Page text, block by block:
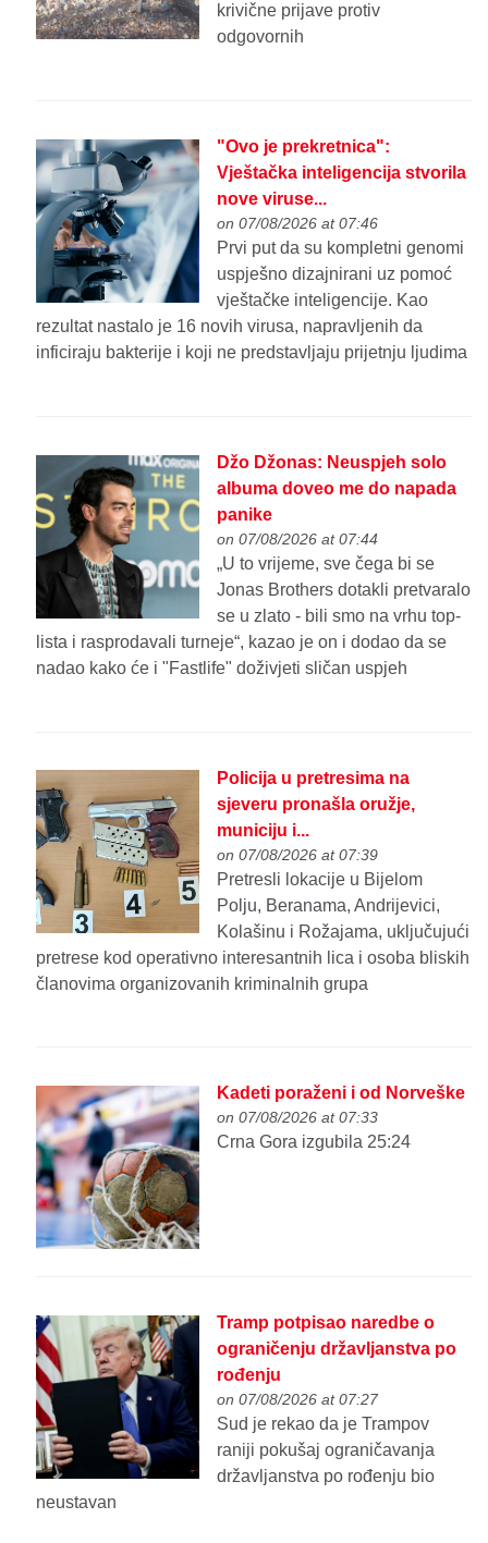
krivične prijave protiv
odgovornih
"Ovo je prekretnica":
Vještačka inteligencija stvorila
nove viruse...
on 07/08/2026 at 07:46
Prvi put da su kompletni genomi
uspješno dizajnirani uz pomoć
vještačke inteligencije. Kao
rezultat nastalo je 16 novih virusa, napravljenih da
inficiraju bakterije i koji ne predstavljaju prijetnju ljudima
Džo Džonas: Neuspjeh solo
albuma doveo me do napada
panike
on 07/08/2026 at 07:44
„U to vrijeme, sve čega bi se
Jonas Brothers dotakli pretvaralo
se u zlato - bili smo na vrhu top-
lista i rasprodavali turneje“, kazao je on i dodao da se
nadao kako će i "Fastlife" doživjeti sličan uspjeh
Policija u pretresima na
sjeveru pronašla oružje,
municiju i...
on 07/08/2026 at 07:39
Pretresli lokacije u Bijelom
Polju, Beranama, Andrijevici,
Kolašinu i Rožajama, uključujući
pretrese kod operativno interesantnih lica i osoba bliskih
članovima organizovanih kriminalnih grupa
Kadeti poraženi i od Norveške
on 07/08/2026 at 07:33
Crna Gora izgubila 25:24
Tramp potpisao naredbe o
ograničenju državljanstva po
rođenju
on 07/08/2026 at 07:27
Sud je rekao da je Trampov
raniji pokušaj ograničavanja
državljanstva po rođenju bio
neustavan